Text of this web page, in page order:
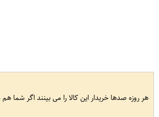
هر روزه صدها خریدار این کالا را می بینند اگر شما هم